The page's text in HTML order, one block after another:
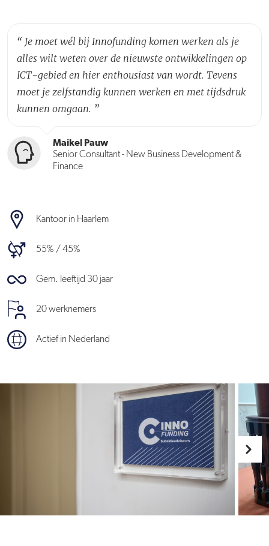
“ Je moet wél bij Innofunding komen werken als je
alles wilt weten over de nieuwste ontwikkelingen op
ICT-gebied en hier enthousiast van wordt. Tevens
moet je zelfstandig kunnen werken en met tijdsdruk
kunnen omgaan. ”
Maikel Pauw
Senior Consultant - New Business Development &
Finance
Kantoor in Haarlem
55% / 45%
Gem. leeftijd 30 jaar
20 werknemers
Actief in Nederland